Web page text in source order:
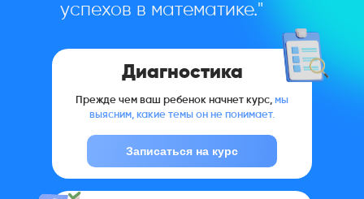
успехов в математике."
Диагностика
Прежде чем ваш ребенок начнет курс, мы
выясним, какие темы он не понимает.
Записаться на курс